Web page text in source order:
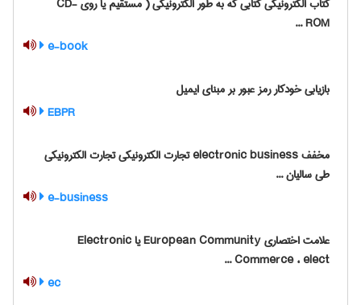
ROM ...
e-book
بازیابی خودکار رمز عبور بر مبنای ایمیل
EBPR
مخفف electronic business تجارت الکترونیکی تجارت الکترونیکی
طی سالیان ...
e-business
علامت اختصاری European Community یا Electronic
Commerce ، elect ...
ec